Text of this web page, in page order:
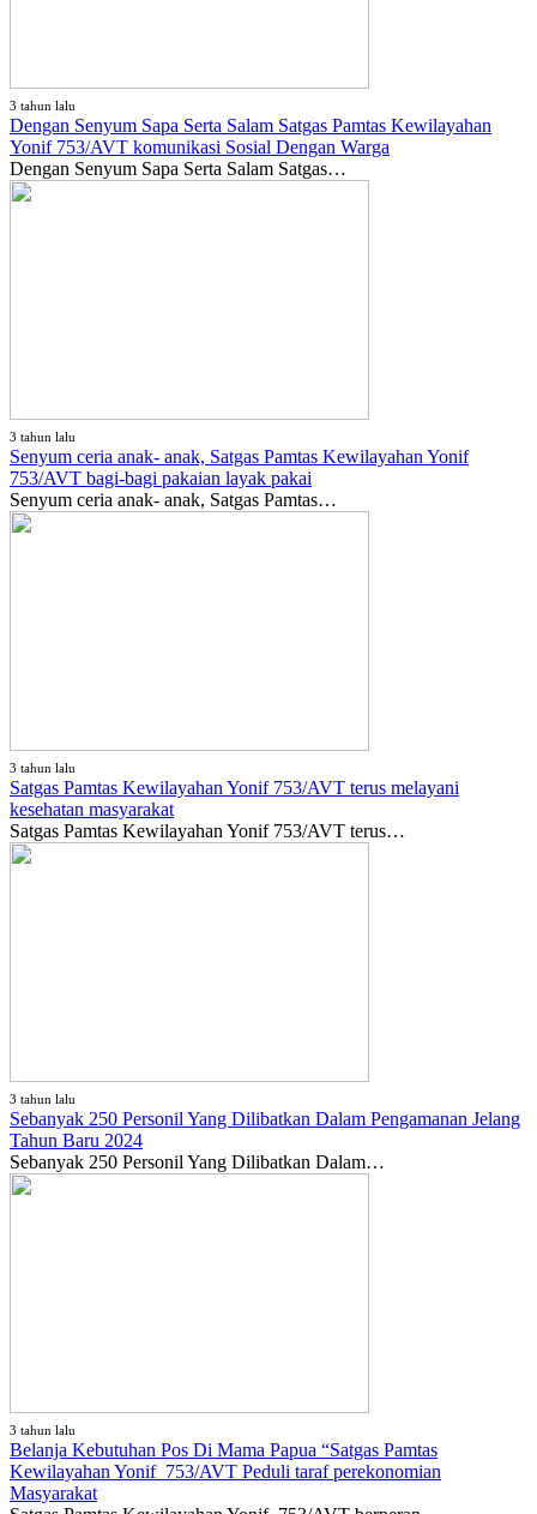
3 tahun lalu
Dengan Senyum Sapa Serta Salam Satgas Pamtas Kewilayahan
Yonif 753/AVT komunikasi Sosial Dengan Warga
Dengan Senyum Sapa Serta Salam Satgas…
3 tahun lalu
Senyum ceria anak- anak, Satgas Pamtas Kewilayahan Yonif
753/AVT bagi-bagi pakaian layak pakai
Senyum ceria anak- anak, Satgas Pamtas…
3 tahun lalu
Satgas Pamtas Kewilayahan Yonif 753/AVT terus melayani
kesehatan masyarakat
Satgas Pamtas Kewilayahan Yonif 753/AVT terus…
3 tahun lalu
Sebanyak 250 Personil Yang Dilibatkan Dalam Pengamanan Jelang
Tahun Baru 2024
Sebanyak 250 Personil Yang Dilibatkan Dalam…
3 tahun lalu
Belanja Kebutuhan Pos Di Mama Papua “Satgas Pamtas
Kewilayahan Yonif 753/AVT Peduli taraf perekonomian
Masyarakat